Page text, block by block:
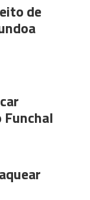
de
Funchal